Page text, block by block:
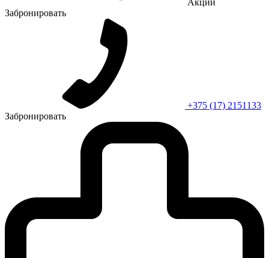
Забронировать
+375 (17) 2151133
Забронировать